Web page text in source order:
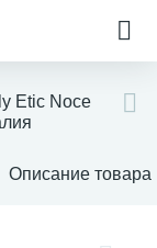
Etic Noce
Описание товара